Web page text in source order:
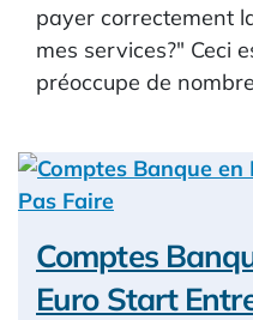
payer correctement
mes services?" Ceci
préoccupe de
Comptes
Euro Start